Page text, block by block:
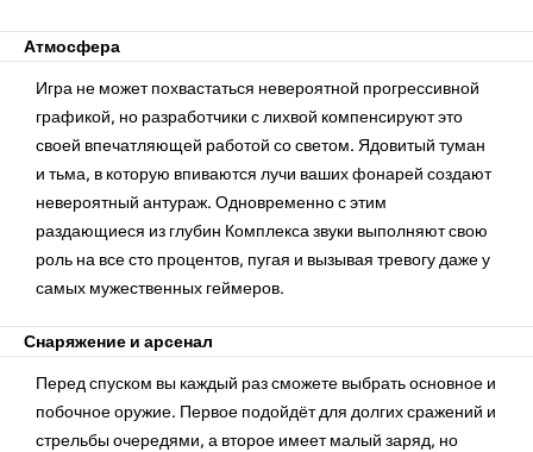
Атмосфера
Игра не может похвастаться невероятной прогрессивной
графикой, но разработчики с лихвой компенсируют это
своей впечатляющей работой со светом. Ядовитый туман
и тьма, в которую впиваются лучи ваших фонарей создают
невероятный антураж. Одновременно с этим
раздающиеся из глубин Комплекса звуки выполняют свою
роль на все сто процентов, пугая и вызывая тревогу даже у
самых мужественных геймеров.
Снаряжение и арсенал
Перед спуском вы каждый раз сможете выбрать основное и
побочное оружие. Первое подойдёт для долгих сражений и
стрельбы очередями, а второе имеет малый заряд, но